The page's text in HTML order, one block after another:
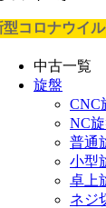
型コロナウイ
中古一覧
旋盤
CNC
NC
普通
小型
卓上
ネジ